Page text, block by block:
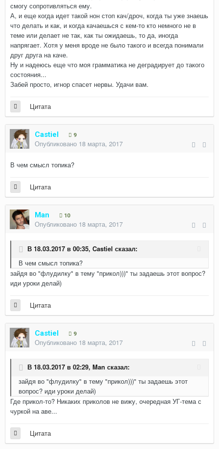
смогу сопротивляться ему.
А, и еще когда идет такой нон стоп кач/дроч, когда ты уже знаешь
что делать и как, и когда качаешься с кем-то кто немного не в
теме или делает не так, как ты ожидаешь, то да, иногда
напрягает. Хотя у меня вроде не было такого и всегда понимали
друг друга на каче.
Ну и надеюсь еще что моя грамматика не деградирует до такого
состояния...
Забей просто, игнор спасет нервы. Удачи вам.
Цитата
Castiel 9
Опубликовано 18 марта, 2017
В чем смысл топика?
Цитата
Man 10
Опубликовано 18 марта, 2017
В 18.03.2017 в 00:35, Castiel сказал:
В чем смысл топика?
зайдя во "флудилку" в тему "прикол)))" ты задаешь этот вопрос?
иди уроки делай)
Цитата
Castiel 9
Опубликовано 18 марта, 2017
В 18.03.2017 в 02:29, Man сказал:
зайдя во "флудилку" в тему "прикол)))" ты задаешь этот
вопрос? иди уроки делай)
Где прикол-то? Никаких приколов не вижу, очередная УГ-тема с
чуркой на аве...
Цитата